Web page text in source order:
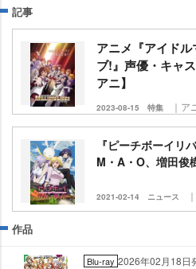
記事
アニメ『アイド
ブ!』声優・キャ
アニ】
2023-08-15 特集 ｜ア
『ピーチボーイリ
M・A・O、増田俊
2021-02-14 ニュース
作品
Blu-ray 2026年02月18日